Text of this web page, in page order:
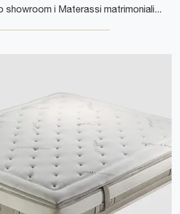
Scopri nel nostro showroom i Materassi matrimoniali: il modello Purocomfort a molle insacchettate ti aspetta per garantirti il riposo migliore.